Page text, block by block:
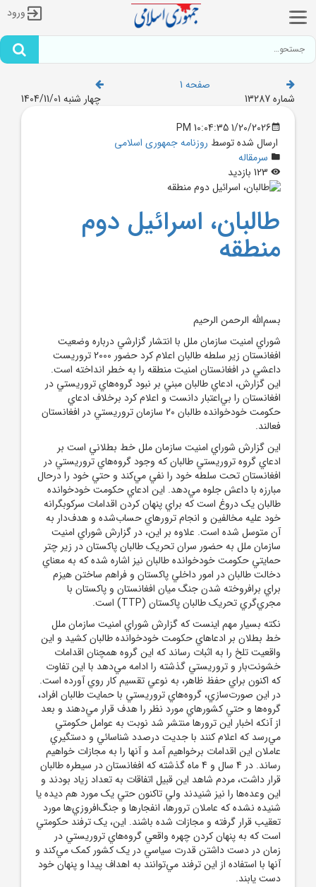
ورود
صفحه 1
شماره 13287
چهار شنبه 1404/11/01
1/20/2026 10:04:35 PM
ارسال شده توسط روزنامه جمهوری اسلامی
سرمقاله
طالبان، اسرائيل دوم
منطقه
بسم‌الله الرحمن الرحيم
شوراي امنيت سازمان ملل با انتشار گزارشي درباره وضعيت
افغانستان زير سلطه طالبان اعلام کرد حضور 2000 تروريست
داعشي در افغانستان امنيت منطقه را به خطر انداخته است.
اين گزارش، ادعاي طالبان مبني بر نبود گروه‌هاي تروريستي در
افغانستان را بي‌اعتبار دانست و اعلام کرد برخلاف ادعاي
حکومت خودخوانده طالبان 20 سازمان تروريستي در افغانستان
فعالند.
اين گزارش شوراي امنيت سازمان ملل خط بطلاني است بر
ادعاي گروه تروريستي طالبان که وجود گروه‌هاي تروريستي در
افغانستان تحت سلطه خود را نفي مي‌کند و حتي خود را درحال
مبارزه با داعش جلوه مي‌دهد. اين ادعاي حکومت خودخوانده
طالبان يک دروغ است که براي پنهان کردن اقدامات سرکوبگرانه
خود عليه مخالفين و انجام ترورهاي حساب‌شده و هدف‌دار به
آن متوسل شده است. علاوه بر اين، در گزارش شوراي امنيت
سازمان ملل به حضور سران تحريک طالبان پاکستان در زير چتر
حمايتي حکومت خودخوانده طالبان نيز اشاره شده که به معناي
دخالت طالبان در امور داخلي پاکستان و فراهم ساختن هيزم
براي برافروخته شدن جنگ ميان افغانستان و پاکستان با
مجري‌گري تحريک طالبان پاکستان (TTP) است.
نکته بسيار مهم اينست که گزارش شوراي امنيت سازمان ملل
خط بطلان بر ادعاهاي حکومت خودخوانده طالبان کشيد و اين
واقعيت تلخ را به اثبات رساند که اين گروه همچنان اقدامات
خشونت‌بار و تروريستي گذشته را ادامه مي‌دهد با اين تفاوت
که اکنون براي حفظ ظاهر، به نوعي تقسيم کار روي آورده است.
در اين صورت‌سازي، گروه‌هاي تروريستي با حمايت طالبان افراد،
گروه‌ها و حتي کشورهاي مورد نظر را هدف قرار مي‌دهند و بعد
از آنکه اخبار اين ترورها منتشر شد نوبت به عوامل حکومتي
مي‌رسد که اعلام کنند با جديت درصدد شناسائي و دستگيري
عاملان اين اقدامات برخواهيم آمد و آنها را به مجازات خواهيم
رساند. در 4 سال و 4 ماه گذشته که افغانستان در سيطره طالبان
قرار داشت، مردم شاهد اين قبيل اتفاقات به تعداد زياد بودند و
اين وعده‌ها را نيز شنيدند ولي تاکنون حتي يک مورد هم ديده يا
شنيده نشده که عاملان ترورها، انفجارها و جنگ‌افروزي‌ها مورد
تعقيب قرار گرفته و مجازات شده باشند. اين، يک ترفند حکومتي
است که به پنهان کردن چهره واقعي گروه‌هاي تروريستي در
زمان در دست داشتن قدرت سياسي در يک کشور کمک مي‌کند و
آنها با استفاده از اين ترفند مي‌توانند به اهداف پيدا و پنهان خود
دست يابند.